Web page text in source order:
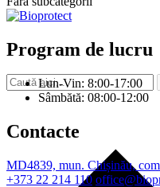
Program de lucru
Lun-Vin: 8:00-17:00
Sâmbătă: 08:00-12:00
Contacte
MD4839, mun. Chișinău,
+373 22 214 110